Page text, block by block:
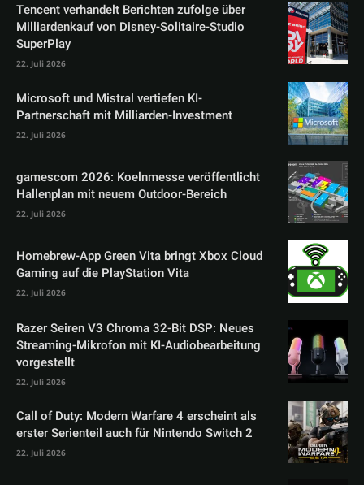
Tencent verhandelt Berichten zufolge über
Milliardenkauf von Disney-Solitaire-Studio
SuperPlay
22. Juli 2026
Microsoft und Mistral vertiefen KI-
Partnerschaft mit Milliarden-Investment
22. Juli 2026
gamescom 2026: Koelnmesse veröffentlicht
Hallenplan mit neuem Outdoor-Bereich
22. Juli 2026
Homebrew-App Green Vita bringt Xbox Cloud
Gaming auf die PlayStation Vita
22. Juli 2026
Razer Seiren V3 Chroma 32-Bit DSP: Neues
Streaming-Mikrofon mit KI-Audiobearbeitung
vorgestellt
22. Juli 2026
Call of Duty: Modern Warfare 4 erscheint als
erster Serienteil auch für Nintendo Switch 2
22. Juli 2026